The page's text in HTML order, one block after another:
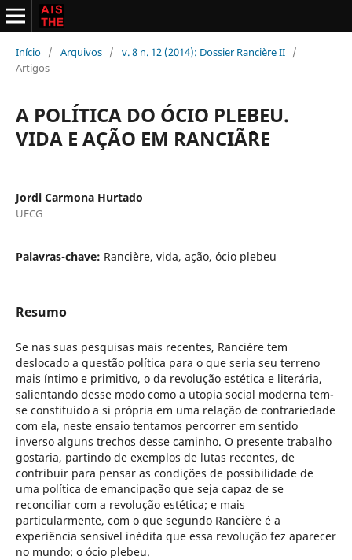
Início / Arquivos / v. 8 n. 12 (2014): Dossier Rancière II /
Artigos
A POLÍTICA DO ÓCIO PLEBEU.
VIDA E AÇÃO EM RANCIÃˆRE
Jordi Carmona Hurtado
UFCG
Palavras-chave: Rancière, vida, ação, ócio plebeu
Resumo
Se nas suas pesquisas mais recentes, Rancière tem
deslocado a questão política para o que seria seu terreno
mais íntimo e primitivo, o da revolução estética e literária,
salientando desse modo como a utopia social moderna tem-
se constituído a si própria em uma relação de contrariedade
com ela, neste ensaio tentamos percorrer em sentido
inverso alguns trechos desse caminho. O presente trabalho
gostaria, partindo de exemplos de lutas recentes, de
contribuir para pensar as condições de possibilidade de
uma política de emancipação que seja capaz de se
reconciliar com a revolução estética; e mais
particularmente, com o que segundo Rancière é a
experiência sensível inédita que essa revolução fez aparecer
no mundo: o ócio plebeu.